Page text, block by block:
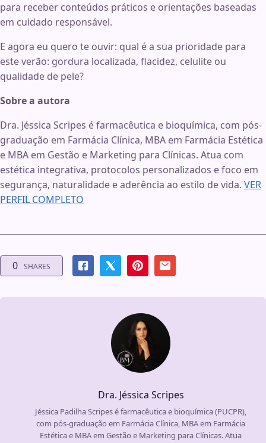
para receber conteúdos práticos e orientações baseadas
em cuidado responsável.
E agora eu quero te ouvir: qual é a sua prioridade para
este verão: gordura localizada, flacidez, celulite ou
qualidade de pele?
Sobre a autora
Dra. Jéssica Scripes é farmacêutica e bioquímica, com pós-
graduação em Farmácia Clínica, MBA em Farmácia Estética
e MBA em Gestão e Marketing para Clínicas. Atua com
estética integrativa, protocolos personalizados e foco em
segurança, naturalidade e aderência ao estilo de vida. VER
PERFIL COMPLETO
0 SHARES
Dra. Jéssica Scripes
Jéssica Padilha Scripes é farmacêutica e bioquímica (PUCPR),
com pós-graduação em Farmácia Clínica, MBA em Farmácia
Estética e MBA em Gestão e Marketing para Clínicas. Atua